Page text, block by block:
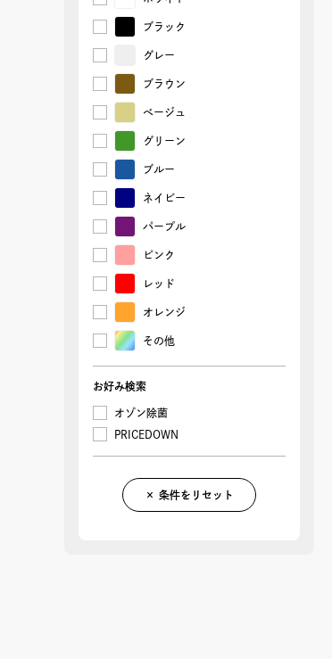
ブラック
グレー
ブラウン
ベージュ
グリーン
ブルー
ネイビー
パープル
ピンク
レッド
オレンジ
その他
お好み検索
オゾン除菌
PRICEDOWN
× 条件をリセット